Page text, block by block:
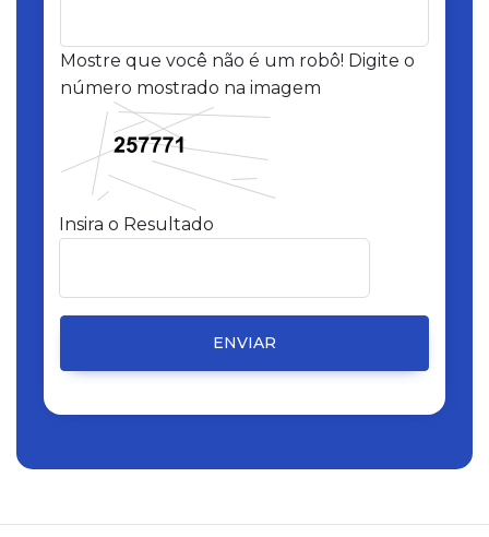
Mostre que você não é um robô! Digite o
número mostrado na imagem
Insira o Resultado
ENVIAR